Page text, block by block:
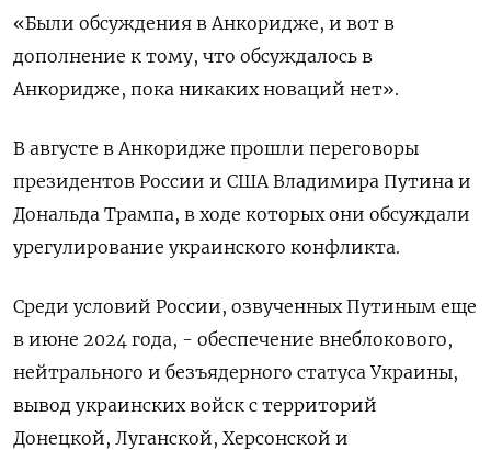
«Были обсуждения в Анкоридже, и вот в
дополнение к тому, что обсуждалось в
Анкоридже, пока никаких новаций нет».
В августе в Анкоридже прошли переговоры
президентов России и США Владимира Путина и
Дональда Трампа, в ходе которых они обсуждали
урегулирование украинского конфликта.
Среди условий России, озвученных Путиным еще
в июне 2024 года, - обеспечение внеблокового,
нейтрального и безъядерного статуса Украины,
вывод украинских войск с территорий
Донецкой, Луганской, Херсонской и